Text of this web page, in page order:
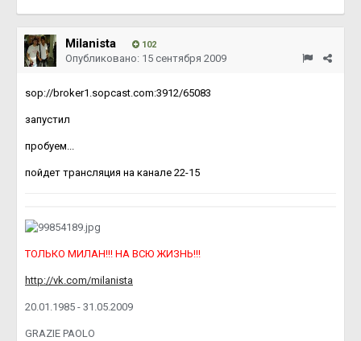
Milanista 102
Опубликовано: 15 сентября 2009
sop://broker1.sopcast.com:3912/65083
запустил
пробуем...
пойдет трансляция на канале 22-15
ТОЛЬКО МИЛАН!!! НА ВСЮ ЖИЗНЬ!!!
http://vk.com/milanista
20.01.1985 - 31.05.2009
GRAZIE PAOLO